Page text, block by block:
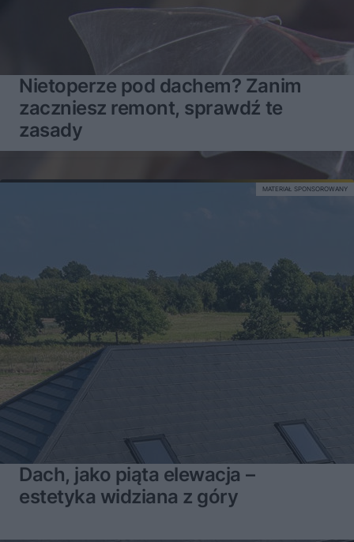
Nietoperze pod dachem? Zanim
zaczniesz remont, sprawdź te
zasady
Dach, jako piąta elewacja –
estetyka widziana z góry
MATERIAŁ SPONSOROWANY